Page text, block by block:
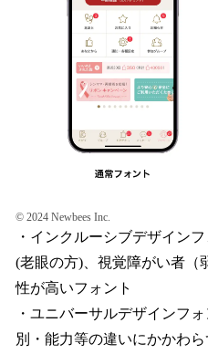
© 2024 Newbees Inc.
・インクルーシブデザイン
(老眼の方)、視覚障がい者（
性が高いフォント
・ユニバーサルデザインフ
別・能力等の違いにかかわ